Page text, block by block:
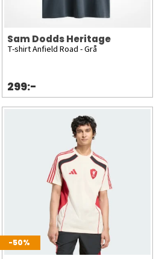
Sam Dodds Heritage
T-shirt Anfield Road - Grå
299:-
-50%